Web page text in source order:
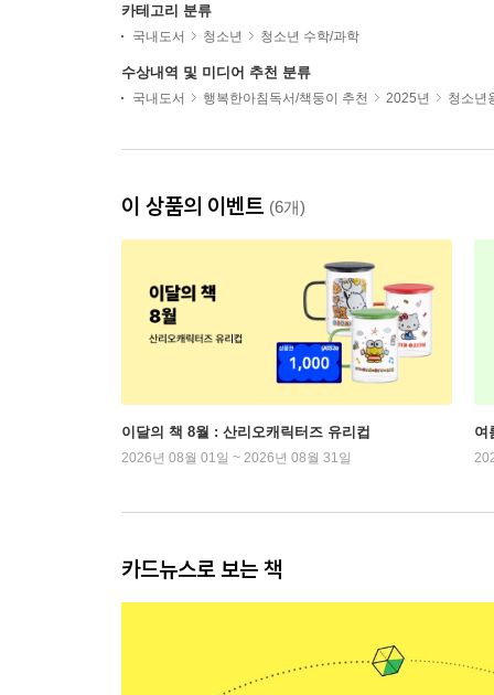
카테고리 분류
국내도서 청소년 청소년 수학/과학
수상내역 및 미디어 추천 분류
국내도서 행복한아침독서/책둥이 추천 2025년 청소년
이 상품의 이벤트 (6개)
이달의 책 8월 : 산리오캐릭터즈 유리컵
2026년 08월 01일 ~ 2026년 08월 31일
여
카드뉴스로 보는 책